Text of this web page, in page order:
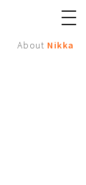
メ
ュ
About Nikka